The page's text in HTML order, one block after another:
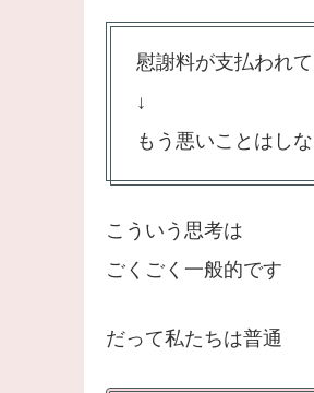
慰謝料が支払われ
↓
もう悪いことはし
こういう思考は
ごくごく一般的です
だって私たちは普通